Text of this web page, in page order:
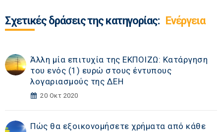
Σχετικές δράσεις της κατηγορίας: Ενέργεια
Άλλη μία επιτυχία της ΕΚΠΟΙΖΩ: Κατάργηση
του ενός (1) ευρώ στους έντυπους
λογαριασμούς της ΔΕΗ
20 Οκτ 2020
Πώς θα εξοικονομήσετε χρήματα από κάθε